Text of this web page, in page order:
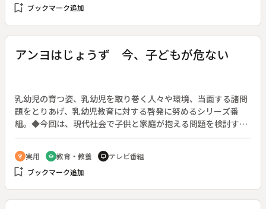
bookmark_add ブックマーク追加
アンヨはじょうず 今、子どもが危ない
乳幼児の育つ姿、乳幼児を取り巻く人々や環境、当面する諸問
題をとりあげ、乳幼児教育に対する啓発に努めるシリーズ番
組。◆今回は、現代社会で子供と家庭が抱える問題を検討す
る。
emoji_objects 実用 school 教育・教養 tv テレビ番組
bookmark_add ブックマーク追加